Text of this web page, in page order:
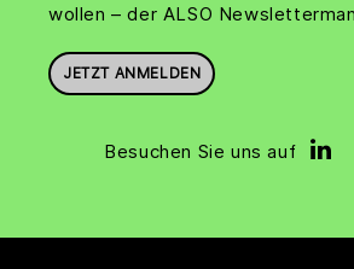
wollen – der ALSO
JETZT ANMELDEN
Besuchen Sie uns auf